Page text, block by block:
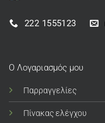
222 1555123
Ο Λογαριασμός μου
Παρραγγελίες
Πίνακας ελέγχου